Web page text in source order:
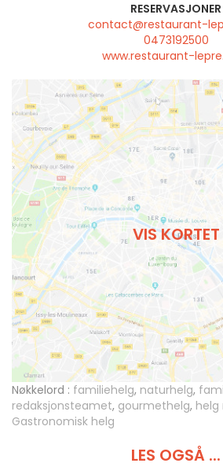
RESERVASJONER
contact@restaurant-
0473192500
www.restaurant-
VIS KORTET
Nøkkelord : familiehelg, naturhelg,
redaksjonsteamet, gourmethelg, helg
Gastronomisk helg
LES OGSÅ ...